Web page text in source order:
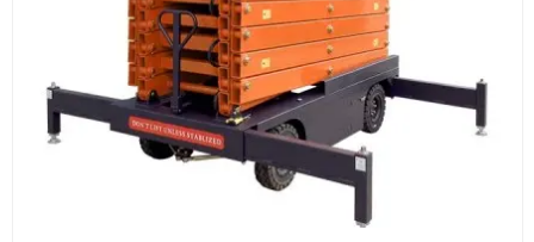
Срок поставки зависит от наличия товара у
поставщика, города доставки, габаритов груза,
выбранной транспортной компании и условий
маршрута.
Средний срок доставки по большинству
поставок составляет 7–14 дней. По товарам в